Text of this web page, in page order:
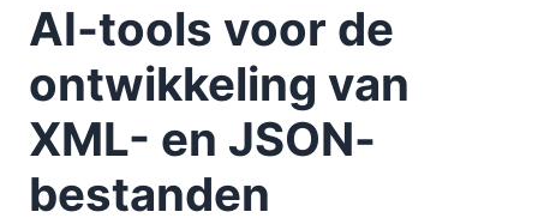
AI-tools voor de
ontwikkeling van
XML- en JSON-
bestanden